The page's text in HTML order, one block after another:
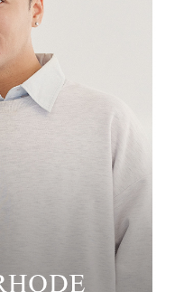
，將跳轉至「AFTEE先享後付」
可完成結帳。
。
訊中的連結，可透過四大超商／
視為交易完成。
，但若您需要取消訂單，請聯絡
仍視為有效，需透過AFTEE先享
結帳頁面顯示為準，若有關於
疑問，請聯繫「AFTEE先享後付
support/home
AFTEE先享後付」服務完成之交
，並將交易相關給付款項請求債
：
費
費
費